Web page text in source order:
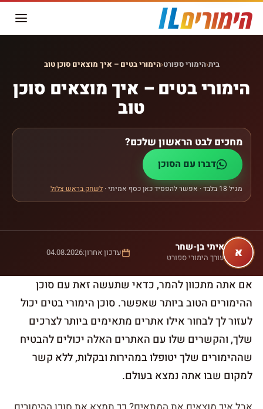
בית‹הימורי ספורט‹הימורי בטים – איך מוצאים סוכן טוב
הימורי בטים – איך מוצאים סוכן
טוב
מחכים לבט הראשון שלכם?
דברו עם הסוכן
מגיל 18 בלבד · אפשר להפסיד כאן כסף אמיתי · לשחק בראש צלול
א איתיבן-שחר
עורך הימורי ספורט עדכון אחרון:04.08.2026
אם אתה מתכוון להמר, כדאי שתעשה זאת עם סוכן
ההימורים הטוב ביותר שאפשר. סוכן הימורי בטים יכול
לעזור לך לבחור אילו אתרים מתאימים ביותר לצרכים
שלך, והקשרים שלו עם האתרים האלה יכולים להבטיח
שההימורים שלך יטופלו במהירות ובקלות, ללא קשר
למקום שבו אתה נמצא בעולם.